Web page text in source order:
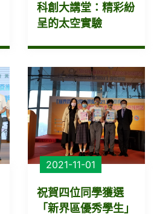
科創大講堂：精彩紛
呈的太空實驗
2021-11-01
祝賀四位同學獲選
「新界區優秀學生」